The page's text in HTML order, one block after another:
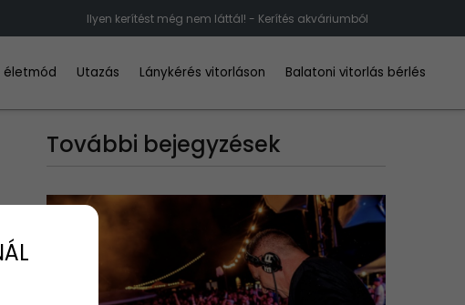
Ilyen kerítést még nem láttál! - Kerítés akváriumból
életmód Utazás Lánykérés vitorláson Balatoni vitorlás bérlés
További bejegyzések